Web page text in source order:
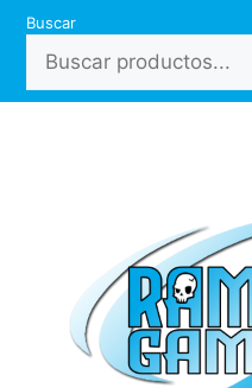
Saltar
contenido
Buscar